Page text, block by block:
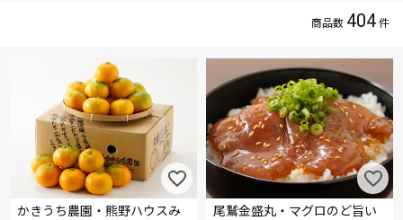
404
かきうち農園・熊野ハウスみ
尾鷲金盛丸・マグロのど旨い